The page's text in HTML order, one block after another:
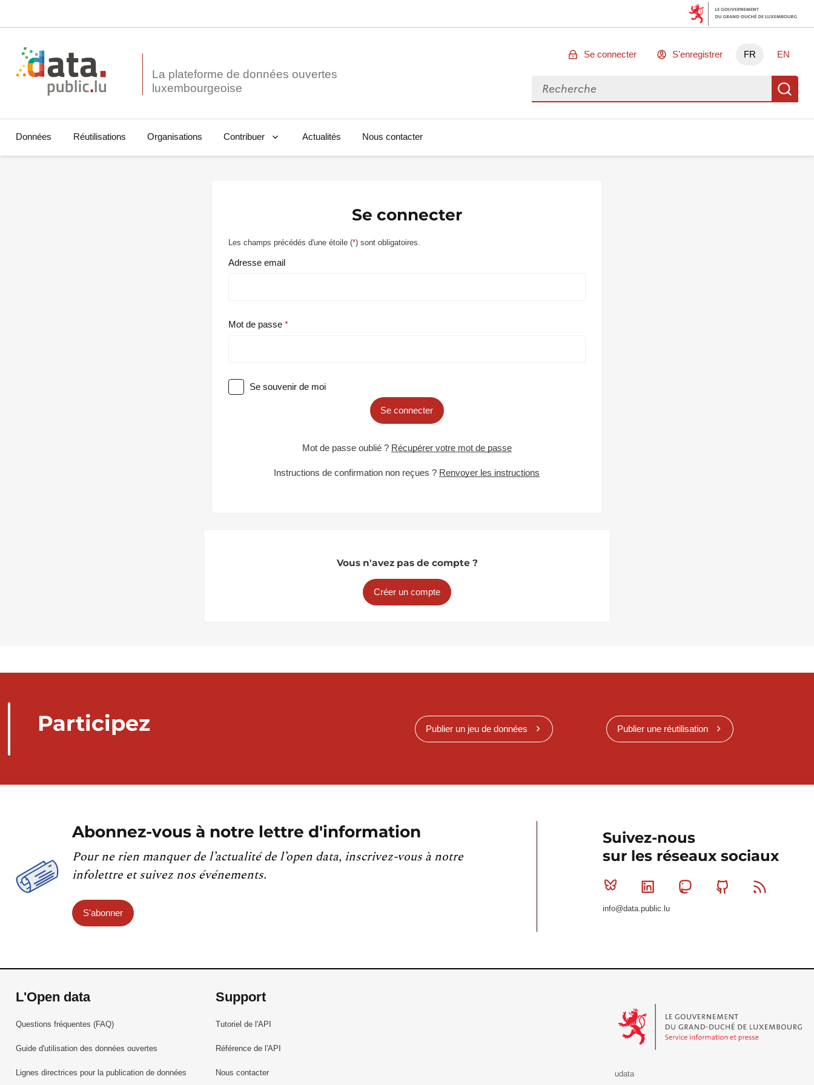
La plateforme de données ouvertes
Se connecter S'enregistrer FR EN
Rechercher des données
Données Réutilisations Organisations Contribuer Actualités Nous contacter
Se connecter
Les champs précédés d'une étoile (*) sont obligatoires.
Adresse email
Mot de passe
Se souvenir de moi
Se connecter
Mot de passe oublié ? Récupérer votre mot de passe
Instructions de confirmation non reçues ? Renvoyer les instructions
Vous n'avez pas de compte ?
Créer un compte
Participez Publier un jeu de données Publier une réutilisation
Abonnez-vous à notre lettre d'information
Pour ne rien manquer de l’actualité de l’open data, inscrivez-vous à notre
infolettre et suivez nos événements.
S'abonner
Suivez-nous
sur les réseaux sociaux
Bluesky Linkedin MastodonGithub
info@data.public.lu
L'Open data
Questions fréquentes (FAQ)
Guide d'utilisation des données ouvertes
Lignes directrices pour la publication de données
Support
Tutoriel de l'API
Référence de l'API
Nous contacter
udata